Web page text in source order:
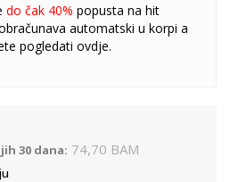
do čak 40% popusta na hit
automatski u korpi a
pogledati ovdje.
30 dana: 74,70 BAM